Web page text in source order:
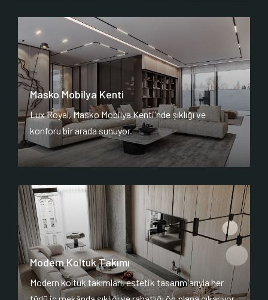
Masko Mobilya Kenti
Lux Royal, Masko Mobilya Kenti'nde şıklığı ve
konforu bir arada sunuyor.
Modern Koltuk Takımı
Modern koltuk takımları, estetik tasarımlarıyla her